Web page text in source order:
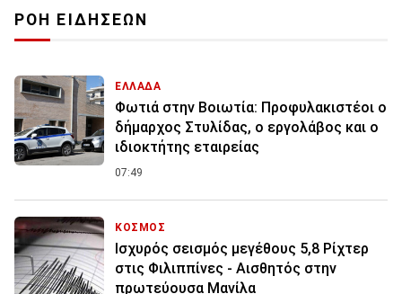
ΡΟΗ ΕΙΔΗΣΕΩΝ
ΕΛΛΑΔΑ
Φωτιά στην Βοιωτία: Προφυλακιστέοι ο
δήμαρχος Στυλίδας, ο εργολάβος και ο
ιδιοκτήτης εταιρείας
07:49
ΚΟΣΜΟΣ
Ισχυρός σεισμός μεγέθους 5,8 Ρίχτερ
στις Φιλιππίνες - Αισθητός στην
πρωτεύουσα Μανίλα